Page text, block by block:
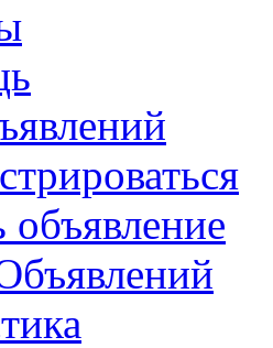
объявление